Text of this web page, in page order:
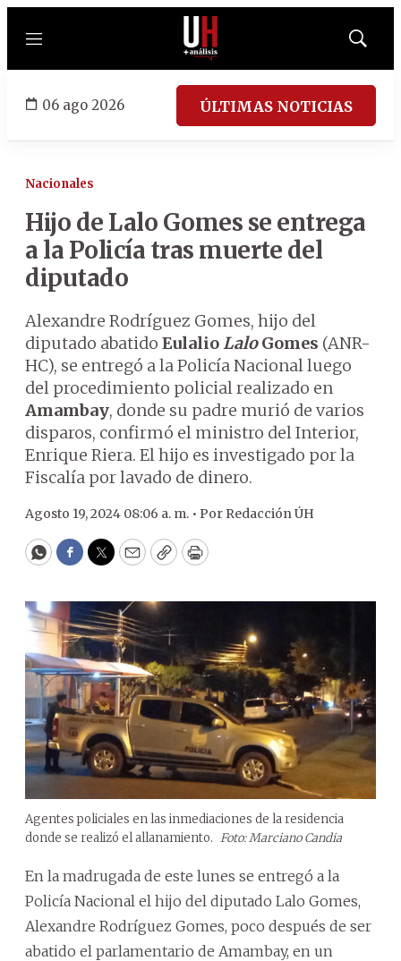
Menú
Mostrar
06 ago 2026 ÚLTIMAS NOTICIAS
Nacionales
Hijo de Lalo Gomes se entrega
a la Policía tras muerte del
diputado
Alexandre Rodríguez Gomes, hijo del
diputado abatido EulalioLaloGomes (ANR-
HC), se entregó a la Policía Nacional luego
del procedimiento policial realizado en
Amambay, donde su padre murió de varios
disparos, confirmó el ministro del Interior,
Enrique Riera. El hijo es investigado por la
Fiscalía por lavado de dinero.
Agosto 19, 2024 08:06 a. m. • Por Redacción ÚH
WhatsApp
Facebook
Twitter
EmailCopyPrint
Agentes policiales en las inmediaciones de la residencia
donde se realizó el allanamiento. Foto: Marciano Candia
En la madrugada de este lunes se entregó a la
Policía Nacional el hijo del diputado Lalo Gomes,
Alexandre Rodríguez Gomes, poco después de ser
abatido el parlamentario de Amambay, en un